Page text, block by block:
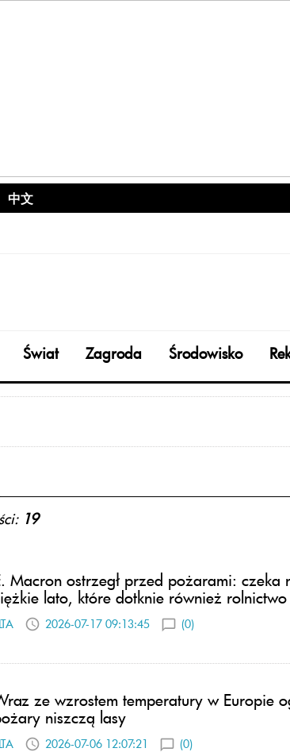
中文
Świat Zagroda Środowisko
19
Macron ostrzegł przed pożarami: czeka
lato, które dotknie również rolnictwo
2026-07-17 09:13:45 (0)
ze wzrostem temperatury w Europie
niszczą lasy
2026-07-06 12:07:21 (0)